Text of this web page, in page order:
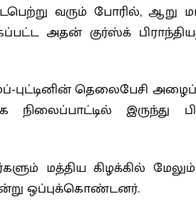
வரும் போரில், ஆறு
அதன் குர்ஸ்க்
புட்டினின் தெலைபேசி
நிலைப்பாட்டில் இருந்து
மத்திய கிழக்கில்
ஒப்புக்கொண்டனர்.